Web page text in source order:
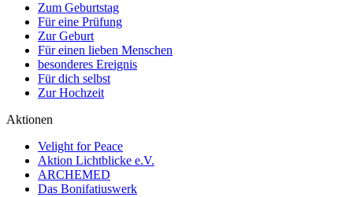
Zum Geburtstag
Für eine Prüfung
Zur Geburt
Für einen lieben Menschen
besonderes Ereignis
Für dich selbst
Zur Hochzeit
Aktionen
Velight for Peace
Aktion Lichtblicke e.V.
ARCHEMED
Das Bonifatiuswerk